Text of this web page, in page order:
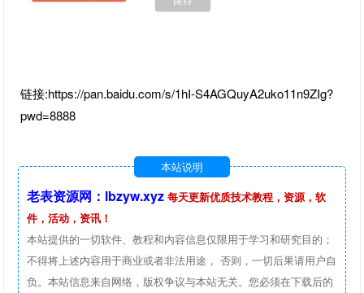
链接:https://pan.baidu.com/s/1hI-S4AGQuyA2uko11n9ZIg?
pwd=8888
本站说明
老表资源网：lbzyw.xyz 每天更新优质技术教程，资源，软
件，活动，资讯！
本站提供的一切软件、教程和内容信息仅限用于学习和研究目的；
不得将上述内容用于商业或者非法用途， 否则，一切后果请用户自
负。本站信息来自网络，版权争议与本站无关。您必须在下载后的